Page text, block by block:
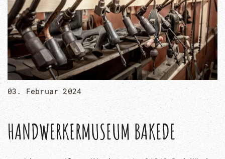
03. Februar 2024
HANDWERKERMUSEUM BAKEDE